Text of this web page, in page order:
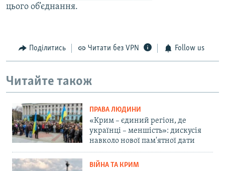
цього об’єднання.
Поділитись Читати без VPN Follow us
Читайте також
ПРАВА ЛЮДИНИ
«Крим – єдиний регіон, де
українці – меншість»: дискусія
навколо нової пам'ятної дати
ВІЙНА ТА КРИМ